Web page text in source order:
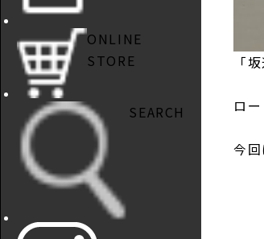
ONLINE
STORE
SEARCH
「
ロ
今